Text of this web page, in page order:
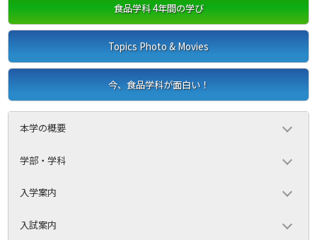
食品学科 4年間の学び
Topics Photo & Movies
今、食品学科が面白い！
本学の概要
学部・学科
入学案内
入試案内